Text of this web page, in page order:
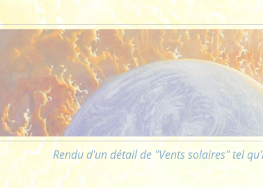
Rendu d'un détail de "Vents solaires" tel